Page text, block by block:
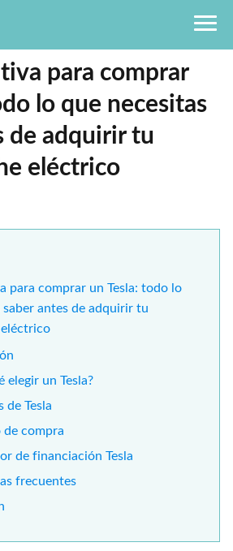
para comprar
lo que necesitas
de adquirir tu
eléctrico
para comprar un Tesla: todo lo
saber antes de adquirir tu
elegir un Tesla?
de Tesla
de compra
de financiación Tesla
frecuentes